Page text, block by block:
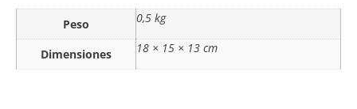
Peso 0,5 kg
Dimensiones 18 × 15 × 13 cm